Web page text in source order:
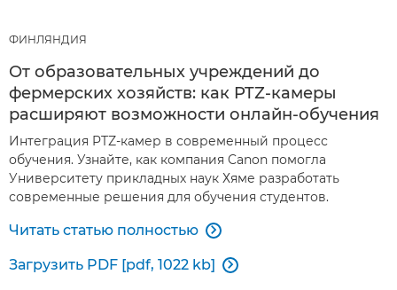
ФИНЛЯНДИЯ
От образовательных учреждений до
фермерских хозяйств: как PTZ-камеры
расширяют возможности онлайн-обучения
Интеграция PTZ-камер в современный процесс
обучения. Узнайте, как компания Canon помогла
Университету прикладных наук Хяме разработать
современные решения для обучения студентов.
Читать статью полностью 
Загрузить PDF [pdf, 1022 kb] 